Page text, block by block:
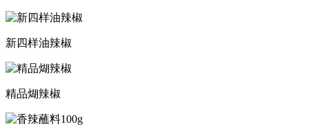
新四样油辣椒
精品煳辣椒